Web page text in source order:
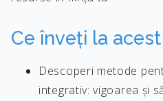
Ce înveți la
Descoperi metode
integrativ: vigoarea și